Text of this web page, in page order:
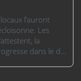
l’auront
Les
la
dans le d...